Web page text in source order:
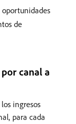
de
canal a
ingresos
para cada